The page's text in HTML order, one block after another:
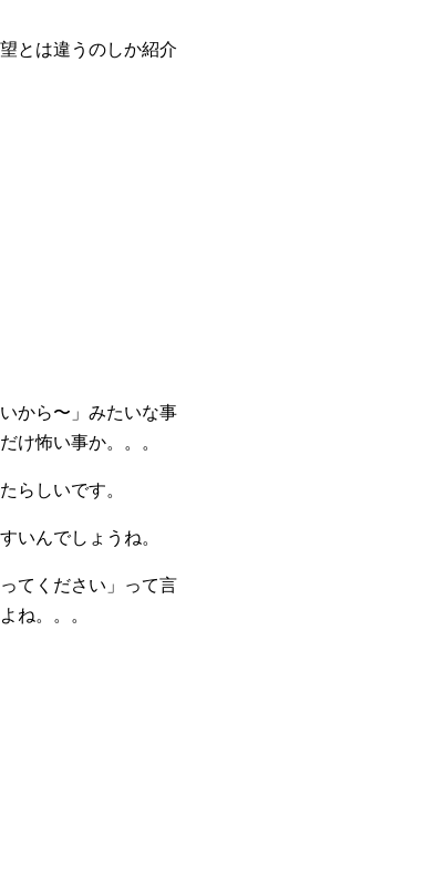
とは違うのしか紹介
から〜」みたいな事
け怖い事か。。。
らしいです。
いんでしょうね。
てください」って言
ね。。。